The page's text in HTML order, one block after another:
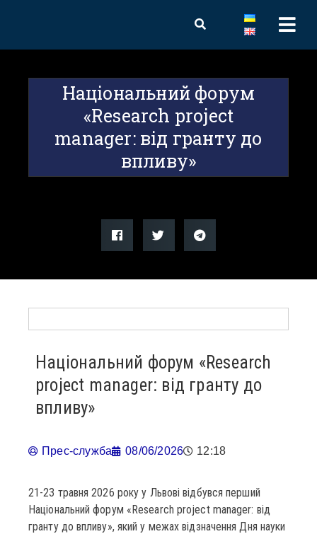
Національний форум
«Research project
manager: від гранту до
впливу»
Національний форум «Research
project manager: від гранту до
впливу»
Прес-служба 08/06/2026 12:18
21-23 травня 2026 року у Львові відбувся перший
Національний форум «Research project manager: від
гранту до впливу», який у межах відзначення Дня науки